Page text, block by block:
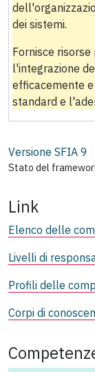
dei sistemi.
Fornisce
l'integrazione
efficacemente
standard e
Versione SFIA 9
Stato del
Link
Elenco delle
Livelli di
Profili delle
Corpi di